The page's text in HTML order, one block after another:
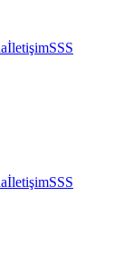
İletişimSSS
İletişimSSS